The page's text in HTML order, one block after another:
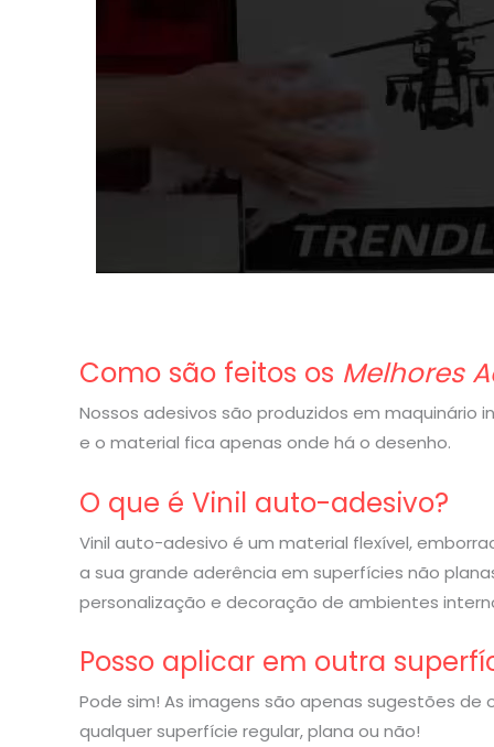
Como são feitos os Melhores
Nossos adesivos são produzidos em maquinário
e o material fica apenas onde há o desenho.
O que é Vinil auto-adesivo?
Vinil auto-adesivo é um material flexível,
a sua grande aderência em superfícies não
personalização e decoração de ambientes
Posso aplicar em outra
Pode sim! As imagens são apenas sugestões
qualquer superfície regular, plana ou não!